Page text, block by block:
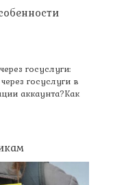
госуслуги:
госуслуги в
аккаунта?Как